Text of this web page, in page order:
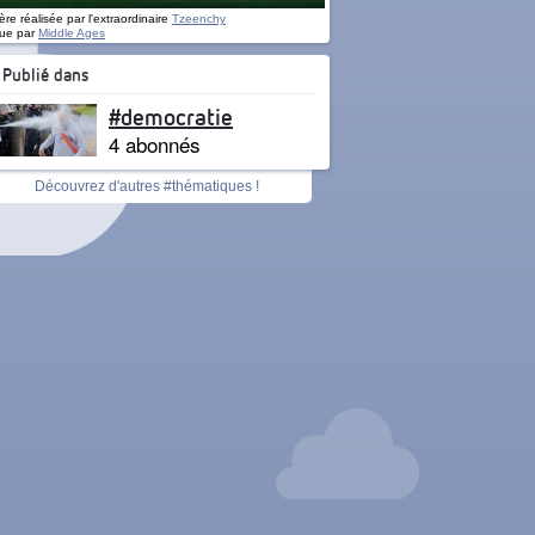
réalisée par l'extraordinaire Tzeenchy
parMiddle Ages
Publié dans
#democratie
4 abonnés
Découvrez d'autres #thématiques !